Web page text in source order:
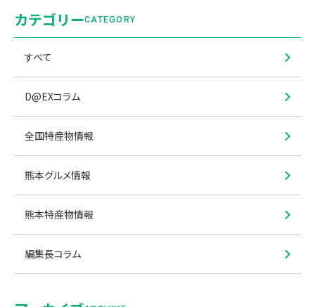
カテゴリーCATEGORY
すべて
D@EXコラム
全国特産物情報
熊本グルメ情報
熊本特産物情報
編集長コラム